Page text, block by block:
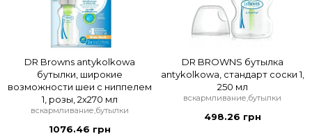
DR Browns antykolkowa
бутылки, широкие
возможности шеи с ниппелем
1, розы, 2x270 мл
вскармливание,бутылки
1076.46 грн
DR BROWNS бутылка
antykolkowa, стандарт соски 1,
250 мл
вскармливание,бутылки
498.26 грн